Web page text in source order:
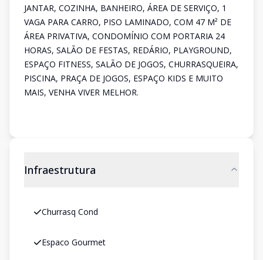
JANTAR, COZINHA, BANHEIRO, ÁREA DE SERVIÇO, 1
VAGA PARA CARRO, PISO LAMINADO, COM 47 M² DE
ÁREA PRIVATIVA, CONDOMÍNIO COM PORTARIA 24
HORAS, SALÃO DE FESTAS, REDÁRIO, PLAYGROUND,
ESPAÇO FITNESS, SALÃO DE JOGOS, CHURRASQUEIRA,
PISCINA, PRAÇA DE JOGOS, ESPAÇO KIDS E MUITO
MAIS, VENHA VIVER MELHOR.
Infraestrutura
Churrasq Cond
Espaco Gourmet